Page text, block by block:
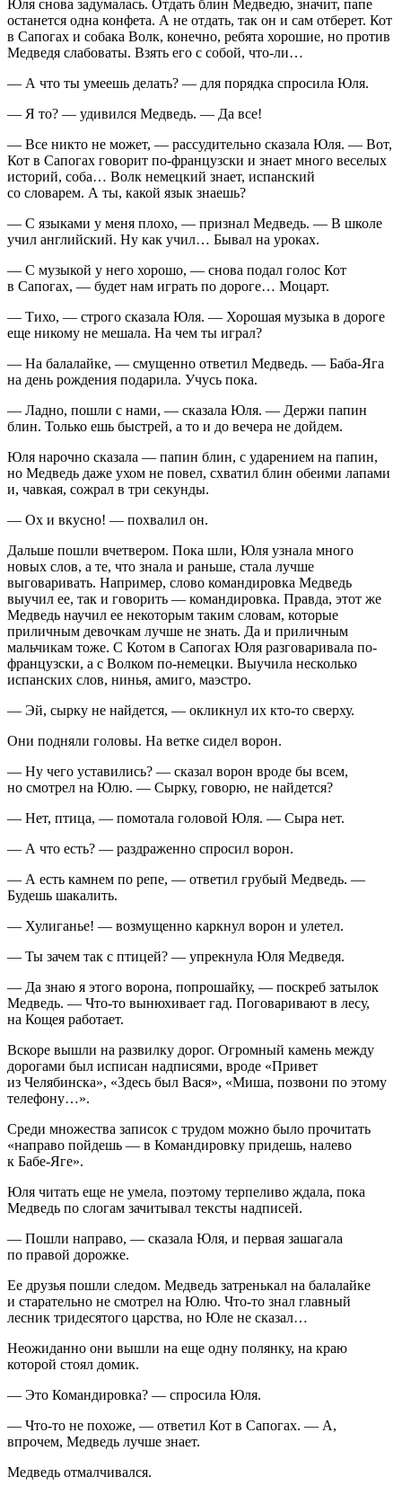
Юля снова задумалась. Отдать блин Медведю, значит, папе
останется одна конфета. А не отдать, так он и сам отберет. Кот
в Сапогах и собака Волк, конечно, ребята хорошие, но против
Медведя слабоваты. Взять его с собой, что-ли…
— А что ты умеешь делать? — для порядка спросила Юля.
— Я то? — удивился Медведь. — Да все!
— Все никто не может, — рассудительно сказала Юля. — Вот,
Кот в Сапогах говорит по-французски и знает много веселых
историй, соба… Волк немецкий знает, испанский
со словарем. А ты, какой язык знаешь?
— С языками у меня плохо, — признал Медведь. — В школе
учил английский. Ну как учил… Бывал на уроках.
— С музыкой у него хорошо, — снова подал голос Кот
в Сапогах, — будет нам играть по дороге… Моцарт.
— Тихо, — строго сказала Юля. — Хорошая музыка в дороге
еще никому не мешала. На чем ты играл?
— На балалайке, — смущенно ответил Медведь. — Баба-Яга
на день рождения подарила. Учусь пока.
— Ладно, пошли с нами, — сказала Юля. — Держи папин
блин. Только ешь быстрей, а то и до вечера не дойдем.
Юля нарочно сказала — папин блин, с ударением на папин,
но Медведь даже ухом не повел, схватил блин обеими лапами
и, чавкая, сожрал в три секунды.
— Ох и вкусно! — похвалил он.
Дальше пошли вчетвером. Пока шли, Юля узнала много
новых слов, а те, что знала и раньше, стала лучше
выговаривать. Например, слово командировка Медведь
выучил ее, так и говорить — командировка. Правда, этот же
Медведь научил ее некоторым таким словам, которые
приличным девочкам лучше не знать. Да и приличным
мальчикам тоже. С Котом в Сапогах Юля разговаривала по-
французски, а с Волком по-немецки. Выучила несколько
испанских слов, нинья, амиго, маэстро.
— Эй, сырку не найдется, — окликнул их кто-то сверху.
Они подняли головы. На ветке сидел ворон.
— Ну чего уставились? — сказал ворон вроде бы всем,
но смотрел на Юлю. — Сырку, говорю, не найдется?
— Нет, птица, — помотала головой Юля. — Сыра нет.
— А что есть? — раздраженно спросил ворон.
— А есть камнем по репе, — ответил грубый Медведь. —
Будешь шакалить.
— Хулиганье! — возмущенно каркнул ворон и улетел.
— Ты зачем так с птицей? — упрекнула Юля Медведя.
— Да знаю я этого ворона, попрошайку, — поскреб затылок
Медведь. — Что-то вынюхивает гад. Поговаривают в лесу,
на Кощея работает.
Вскоре вышли на развилку дорог. Огромный камень между
дорогами был исписан надписями, вроде «Привет
из Челябинска», «Здесь был Вася», «Миша, позвони по этому
телефону…».
Среди множества записок с трудом можно было прочитать
«направо пойдешь — в Командировку придешь, налево
к Бабе-Яге».
Юля читать еще не умела, поэтому терпеливо ждала, пока
Медведь по слогам зачитывал тексты надписей.
— Пошли направо, — сказала Юля, и первая зашагала
по правой дорожке.
Ее друзья пошли следом. Медведь затренькал на балалайке
и старательно не смотрел на Юлю. Что-то знал главный
лесник тридесятого царства, но Юле не сказал…
Неожиданно они вышли на еще одну полянку, на краю
которой стоял домик.
— Это Командировка? — спросила Юля.
— Что-то не похоже, — ответил Кот в Сапогах. — А,
впрочем, Медведь лучше знает.
Медведь отмалчивался.